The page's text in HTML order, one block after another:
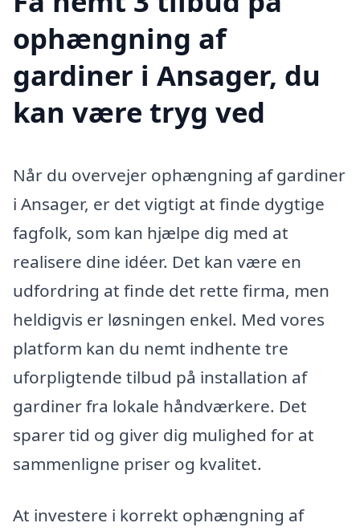
ophængning af
gardiner i Ansager, du
kan være tryg ved
Når du overvejer ophængning af gardiner
i Ansager, er det vigtigt at finde dygtige
fagfolk, som kan hjælpe dig med at
realisere dine idéer. Det kan være en
udfordring at finde det rette firma, men
heldigvis er løsningen enkel. Med vores
platform kan du nemt indhente tre
uforpligtende tilbud på installation af
gardiner fra lokale håndværkere. Det
sparer tid og giver dig mulighed for at
sammenligne priser og kvalitet.
At investere i korrekt ophængning af